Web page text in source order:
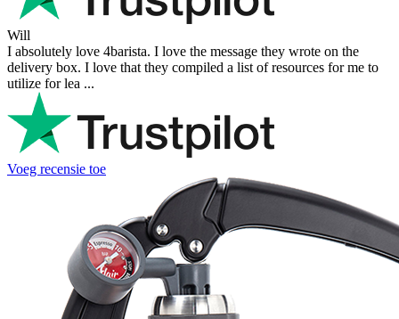
Will
I absolutely love 4barista. I love the message they wrote on the
delivery box. I love that they compiled a list of resources for me to
utilize for lea ...
Voeg recensie toe